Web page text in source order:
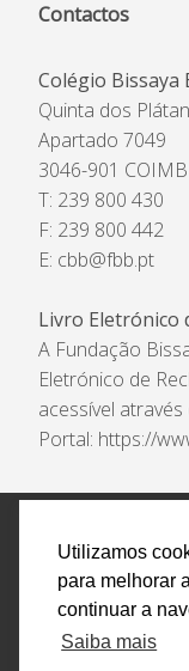
Utilizamos
para melhorar
continuar a
Saiba mais
Contactos
Colégio Bissaya
Quinta dos
Apartado 7049
3046-901
T: 239 800 430
F: 239 800 442
E: cbb@fbb.pt
Livro Eletrónico
A Fundação
Eletrónico de
acessível
Portal: https://
Política de
Encarregado
de
Todos os direitos